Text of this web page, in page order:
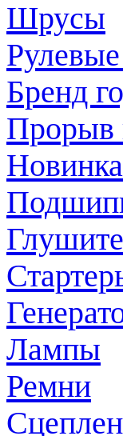
Шрусы
Бренд
Прорыв
Лампы
Ремни